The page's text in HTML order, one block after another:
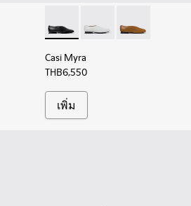
- รองเท้าผ้าใบหนังสีดําสําหรับผู้หญิง
003
K201923-001Casi Myra - K201751-001 -
Casi Myra - K201751-
Casi Myra -
Casi Myra
THB6,550
เพิ่ม